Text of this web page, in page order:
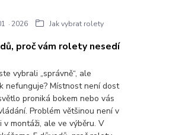
proč vám rolety nesedí
2026 Jak vybrat rolety
vybrali „správně“, ale
nefunguje? Místnost není dost
proniká bokem nebo vás
Problém většinou není v
v montáži, ale ve výběru. V